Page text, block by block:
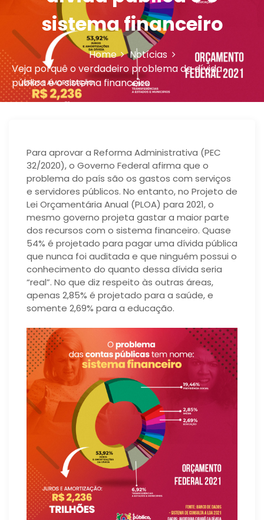
sistema financeiro
Home
Notícias
Veja porquê o verdadeiro problema da dívida
pública é o sistema financeiro
Para aprovar a Reforma Administrativa (PEC
32/2020), o Governo Federal afirma que o
problema do país são os gastos com serviços
e servidores públicos. No entanto, no Projeto de
Lei Orçamentária Anual (PLOA) para 2021, o
mesmo governo projeta gastar a maior parte
dos recursos com o sistema financeiro. Quase
54% é projetado para pagar uma dívida pública
que nunca foi auditada e que ninguém possui o
conhecimento do quanto dessa dívida seria
“real”. No que diz respeito às outras áreas,
apenas 2,85% é projetado para a saúde, e
somente 2,69% para a educação.